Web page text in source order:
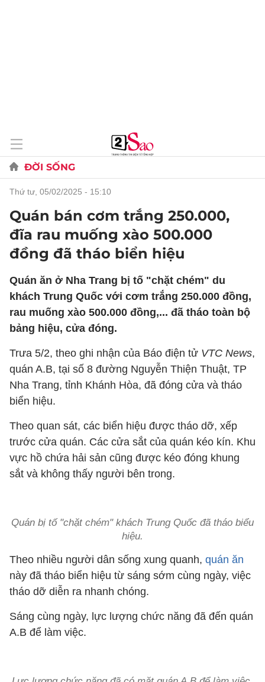
ĐỜI SỐNG
thứ tư, 05/02/2025 - 15:10
Quán bán cơm trắng 250.000,
đĩa rau muống xào 500.000
đồng đã tháo biển hiệu
Quán ăn ở Nha Trang bị tố "chặt chém" du
khách Trung Quốc với cơm trắng 250.000 đồng,
rau muống xào 500.000 đồng,... đã tháo toàn bộ
bảng hiệu, cửa đóng.
Trưa 5/2, theo ghi nhận của Báo điện tử VTC News,
quán A.B, tại số 8 đường Nguyễn Thiện Thuật, TP
Nha Trang, tỉnh Khánh Hòa, đã đóng cửa và tháo
biển hiệu.
Theo quan sát, các biển hiệu được tháo dỡ, xếp
trước cửa quán. Các cửa sắt của quán kéo kín. Khu
vực hồ chứa hải sản cũng được kéo đóng khung
sắt và không thấy người bên trong.
Quán bị tố "chặt chém" khách Trung Quốc đã tháo biểu
hiệu.
Theo nhiều người dân sống xung quanh, quán ăn
này đã tháo biển hiệu từ sáng sớm cùng ngày, việc
tháo dỡ diễn ra nhanh chóng.
Sáng cùng ngày, lực lượng chức năng đã đến quán
A.B để làm việc.